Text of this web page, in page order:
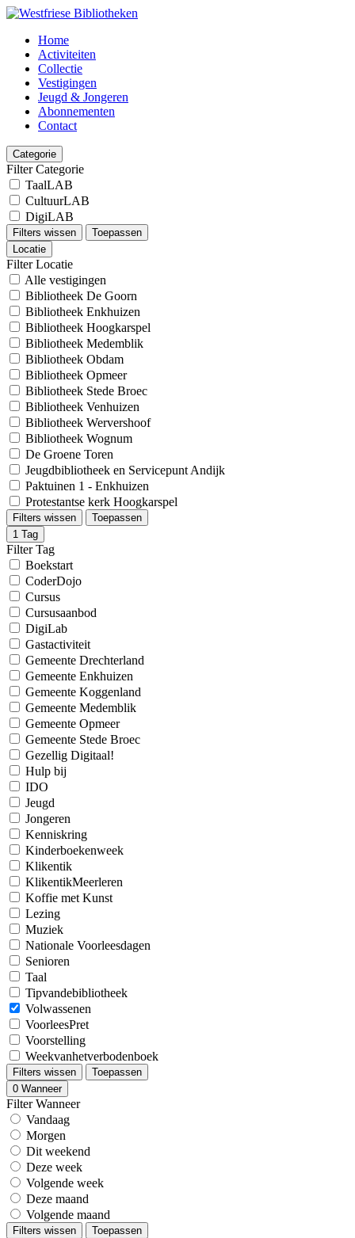
Home
Activiteiten
Collectie
Vestigingen
Jeugd & Jongeren
Abonnementen
Contact
Categorie
Filter Categorie
TaalLAB
CultuurLAB
DigiLAB
Filters wissen
Toepassen
Locatie
Filter Locatie
Alle vestigingen
Bibliotheek De Goorn
Bibliotheek Enkhuizen
Bibliotheek Hoogkarspel
Bibliotheek Medemblik
Bibliotheek Obdam
Bibliotheek Opmeer
Bibliotheek Stede Broec
Bibliotheek Venhuizen
Bibliotheek Wervershoof
Bibliotheek Wognum
De Groene Toren
Jeugdbibliotheek en Servicepunt Andijk
Paktuinen 1 - Enkhuizen
Protestantse kerk Hoogkarspel
Filters wissen
Toepassen
1 Tag
Filter Tag
Boekstart
CoderDojo
Cursus
Cursusaanbod
DigiLab
Gastactiviteit
Gemeente Drechterland
Gemeente Enkhuizen
Gemeente Koggenland
Gemeente Medemblik
Gemeente Opmeer
Gemeente Stede Broec
Gezellig Digitaal!
Hulp bij
IDO
Jeugd
Jongeren
Kenniskring
Kinderboekenweek
Klikentik
KlikentikMeerleren
Koffie met Kunst
Lezing
Muziek
Nationale Voorleesdagen
Senioren
Taal
Tipvandebibliotheek
Volwassenen
VoorleesPret
Voorstelling
Weekvanhetverbodenboek
Filters wissen
Toepassen
0 Wanneer
Filter Wanneer
Vandaag
Morgen
Dit weekend
Deze week
Volgende week
Deze maand
Volgende maand
Filters wissen Toepassen